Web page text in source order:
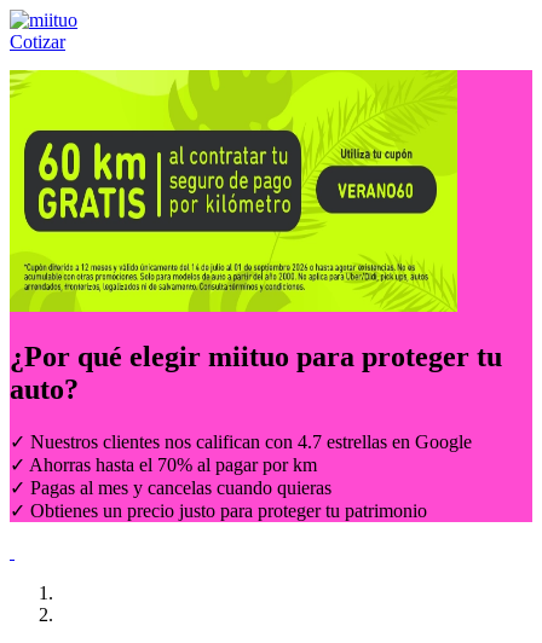
Cotizar
Llámanos al:(55) 84-21-05-00 ó
¿Por qué elegir miituo para proteger tu
auto?
✓ Nuestros clientes nos califican con 4.7 estrellas en Google
✓ Ahorras hasta el 70% al pagar por km
✓ Pagas al mes y cancelas cuando quieras
✓ Obtienes un precio justo para proteger tu patrimonio